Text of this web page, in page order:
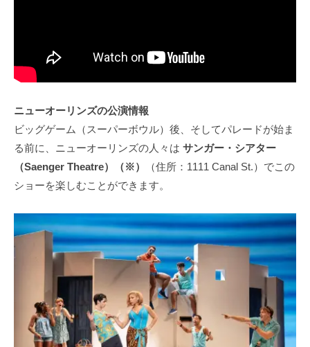
ニューオーリンズの公演情報
ビッグゲーム（スーパーボウル）後、そしてパレードが始ま
る前に、ニューオーリンズの人々は サンガー・シアター
（Saenger Theatre）（※）
（住所：1111 Canal St.）でこの
ショーを楽しむことができます。